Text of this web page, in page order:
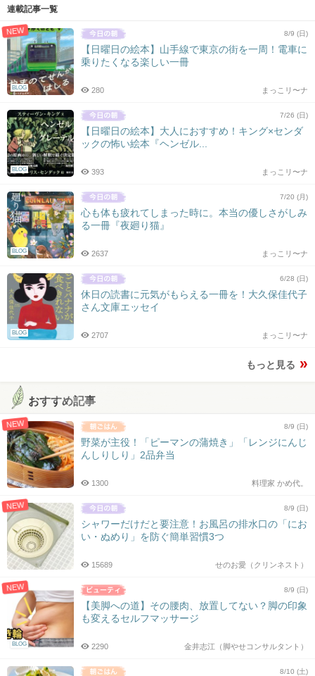
連載記事一覧
NEW
BLOG
8/9 (日)
【日曜日の絵本】山手線で東京の街を一周！電車に
乗りたくなる楽しい一冊
まっこリ〜ナ
280
BLOG
7/26 (日)
【日曜日の絵本】大人におすすめ！キング×センダ
ックの怖い絵本『ヘンゼル...
まっこリ〜ナ
393
BLOG
7/20 (月)
心も体も疲れてしまった時に。本当の優しさがしみ
る一冊『夜廻り猫』
まっこリ〜ナ
2637
BLOG
6/28 (日)
休日の読書に元気がもらえる一冊を！大久保佳代子
さん文庫エッセイ
まっこリ〜ナ
2707
もっと見る
おすすめ記事
NEW 8/9 (日)
野菜が主役！「ピーマンの蒲焼き」「レンジにんじ
んしりしり」2品弁当
料理家 かめ代。
1300
NEW 8/9 (日)
シャワーだけだと要注意！お風呂の排水口の「にお
い・ぬめり」を防ぐ簡単習慣3つ
せのお愛（クリンネスト）
15689
NEW
BLOG
8/9 (日)
【美脚への道】その腰肉、放置してない？脚の印象
も変えるセルフマッサージ
金井志江（脚やせコンサルタント）
2290
8/10 (土)